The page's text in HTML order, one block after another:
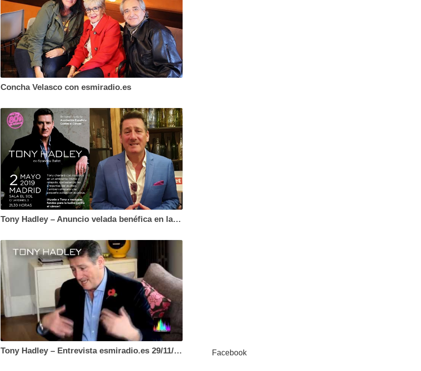
Concha Velasco con esmiradio.es
Tony Hadley – Anuncio velada benéfica en la sala El Sol de Madrid
Tony Hadley – Entrevista esmiradio.es 29/11/18 (English) Subtitulado en Español Facebook